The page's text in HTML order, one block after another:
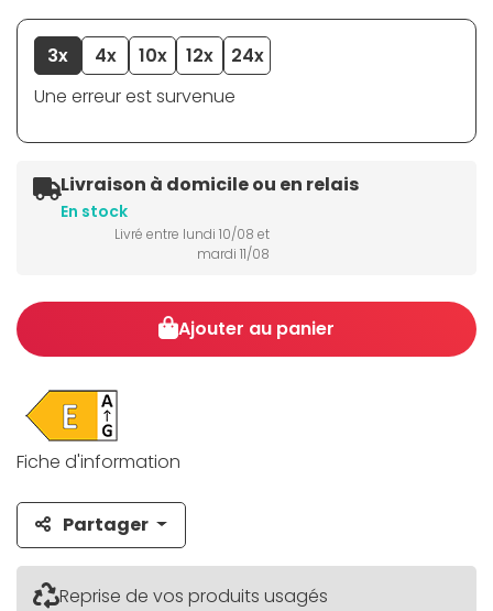
3x 4x 10x 12x
24x
Une erreur est survenue
Livraison à domicile ou en relais
En stock
Livré entre lundi 10/08 et
mardi 11/08
Ajouter au panier
Fiche d'information
Partager
Reprise de vos produits usagés